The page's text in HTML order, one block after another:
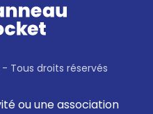
Tous droits réservés
ou une association